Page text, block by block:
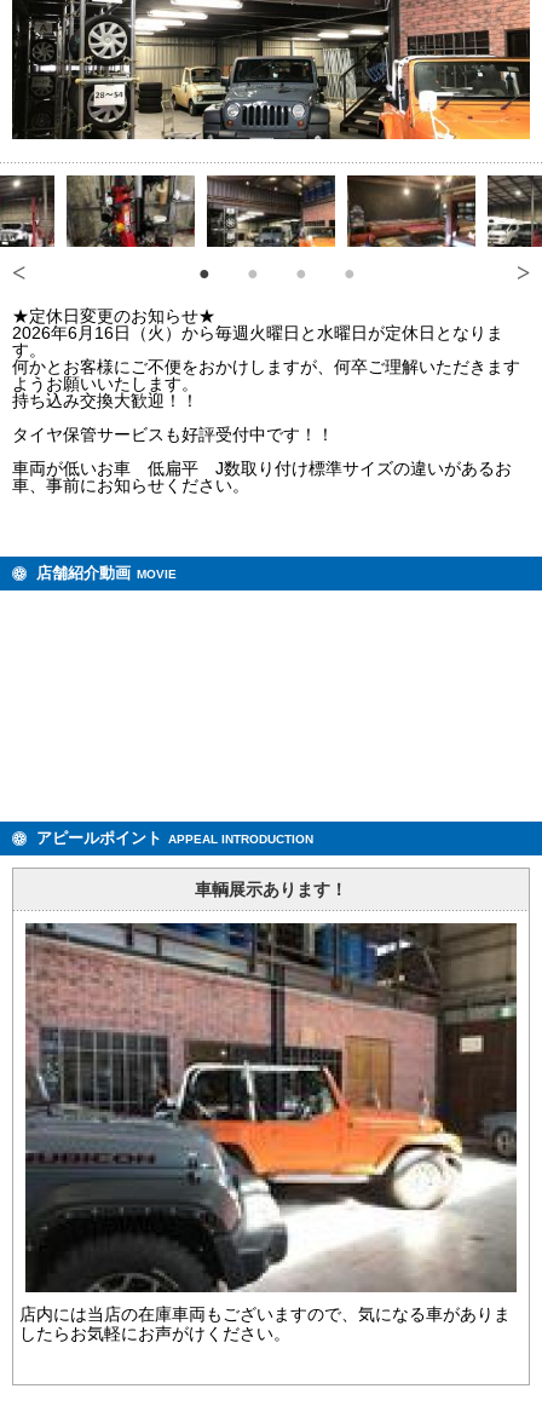
★定休日変更のお知らせ★
2026年6月16日（火）から毎週火曜日と水曜日が定休日となりま
す。
何かとお客様にご不便をおかけしますが、何卒ご理解いただきます
ようお願いいたします。
持ち込み交換大歓迎！！
タイヤ保管サービスも好評受付中です！！
車両が低いお車 低扁平 J数取り付け標準サイズの違いがあるお
車、事前にお知らせください。
店舗紹介動画 MOVIE
アピールポイント APPEAL INTRODUCTION
車輌展示あります！
店内には当店の在庫車両もございますので、気になる車がありま
したらお気軽にお声がけください。